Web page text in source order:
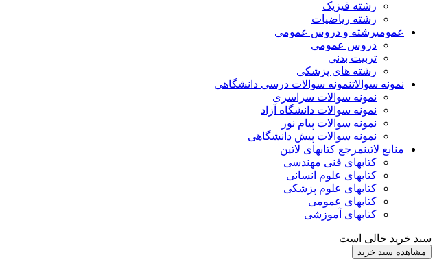
رشته فیزیک
رشته ریاضیات
عمومیرشته و دروس عمومی
دروس عمومی
تربیت بدنی
رشته های پزشکی
نمونه سوالاتنمونه سوالات درسی دانشگاهی
نمونه سوالات سراسری
نمونه سوالات دانشگاه آزاد
نمونه سوالات پیام نور
نمونه سوالات پیش دانشگاهی
منابع لاتینمرجع کتابهای لاتین
کتابهای فنی مهندسی
کتابهای علوم انسانی
کتابهای علوم پزشکی
کتابهای عمومی
کتابهای آموزشی
سبد خرید خالی است